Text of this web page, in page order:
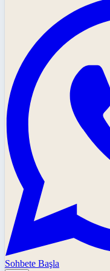
Sohbete Başla